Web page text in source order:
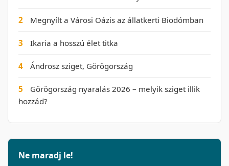
2 Megnyílt a Városi Oázis az állatkerti Biodómban
3 Ikaria a hosszú élet titka
4 Ándrosz sziget, Görögország
5
Görögország nyaralás 2026 – melyik sziget illik
hozzád?
Ne maradj le!